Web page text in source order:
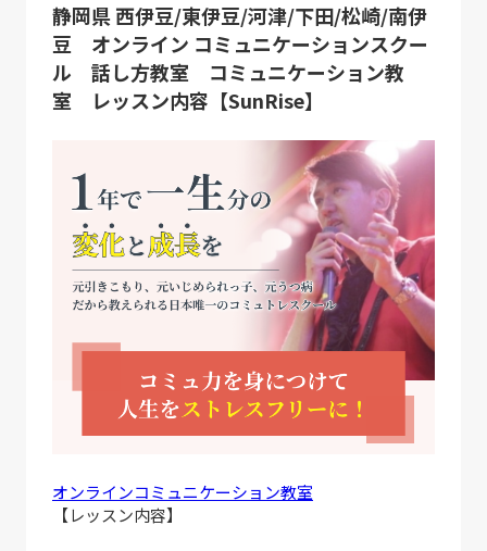
静岡県 西伊豆/東伊豆/河津/下田/松崎/南伊
豆 オンライン コミュニケーションスクー
ル 話し方教室 コミュニケーション教
室 レッスン内容【SunRise】
オンラインコミュニケーション教室
【レッスン内容】